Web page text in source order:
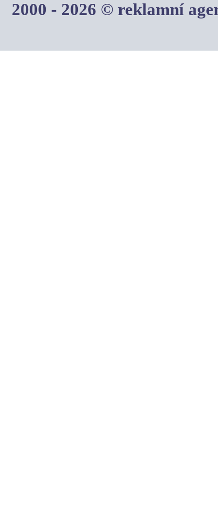
2000 - 2026 © reklamní